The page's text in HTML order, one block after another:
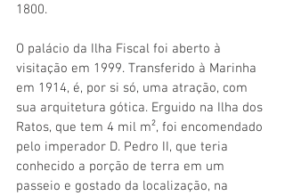
1800.
O palácio da Ilha Fiscal foi aberto à
visitação em 1999. Transferido à Marinha
em 1914, é, por si só, uma atração, com
sua arquitetura gótica. Erguido na Ilha dos
Ratos, que tem 4 mil m², foi encomendado
pelo imperador D. Pedro II, que teria
conhecido a porção de terra em um
passeio e gostado da localização, na